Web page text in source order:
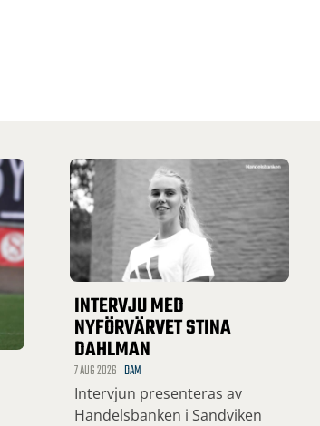
INTERVJU MED
NYFÖRVÄRVET STINA
DAHLMAN
7 AUG 2026 DAM
Intervjun presenteras av
Handelsbanken i Sandviken